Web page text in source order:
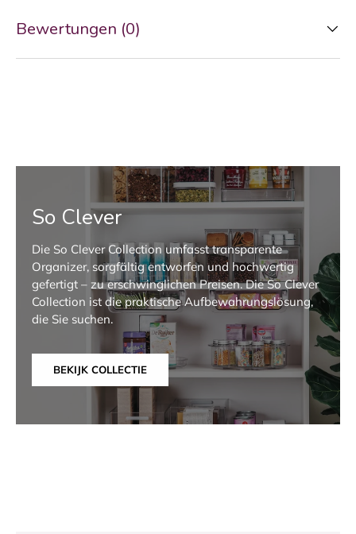
Bewertungen (0)
So Clever
Die So Clever Collection umfasst transparente
Organizer, sorgfältig entworfen und hochwertig
gefertigt – zu erschwinglichen Preisen. Die So Clever
Collection ist die praktische Aufbewahrungslösung,
die Sie suchen.
BEKIJK COLLECTIE